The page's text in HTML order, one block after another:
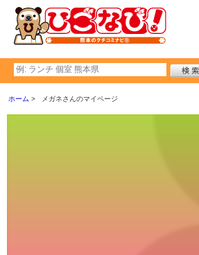
ホーム メガネさんのマイページ